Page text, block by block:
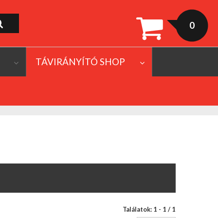
0
TÁVIRÁNYÍTÓ SHOP
Találatok: 1 - 1 / 1